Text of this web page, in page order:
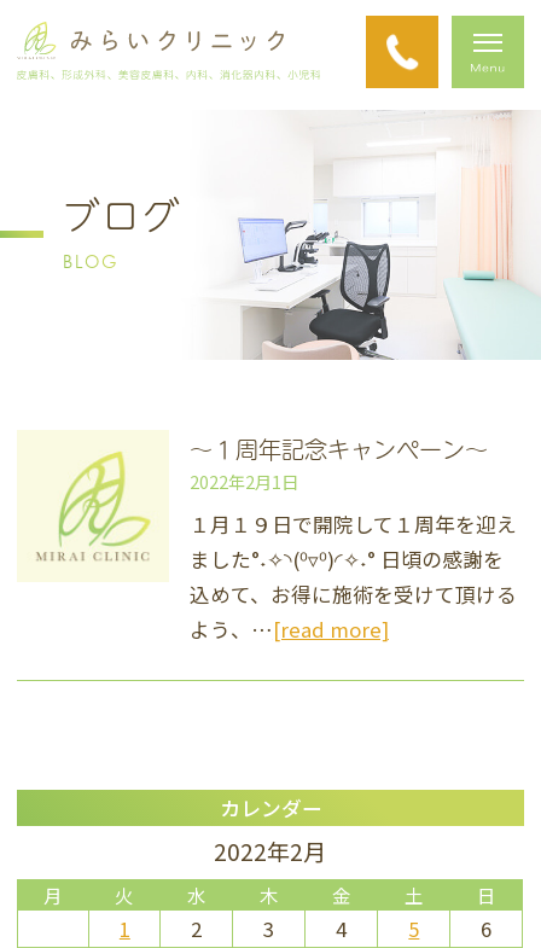
ブログ
BLOG
～１周年記念キャンペーン～
2022年2月1日
１月１９日で開院して１周年を迎え
ました°˖✧◝(⁰▿⁰)◜✧˖° 日頃の感謝を
込めて、お得に施術を受けて頂ける
よう、…[read more]
カレンダー
2022年2月
月 火 水 木 金 土 日
1 2 3 4 5
6